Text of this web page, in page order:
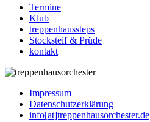
Termine
Klub
treppenhaussteps
Stocksteif & Prüde
kontakt
Impressum
Datenschutzerklärung
info[at]treppenhausorchester.de